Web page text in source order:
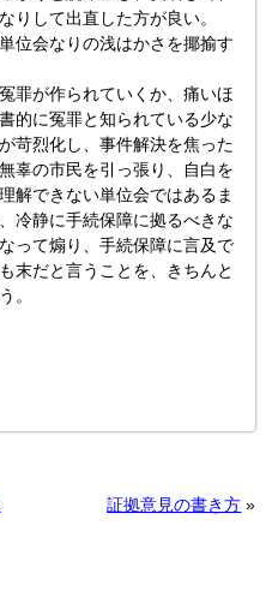
りして出直した方が良い。
位会なりの浅はかさを揶揄す
罪が作られていくか、痛いほ
的に冤罪と知られている少な
苛烈化し、事件解決を焦った
辜の市民を引っ張り、自白を
解できない単位会ではあるま
冷静に手続保障に拠るべきな
って煽り、手続保障に言及で
末だと言うことを、きちんと
。
証拠意見の書き方 »